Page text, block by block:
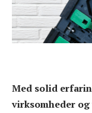
Med solid
virksomheder